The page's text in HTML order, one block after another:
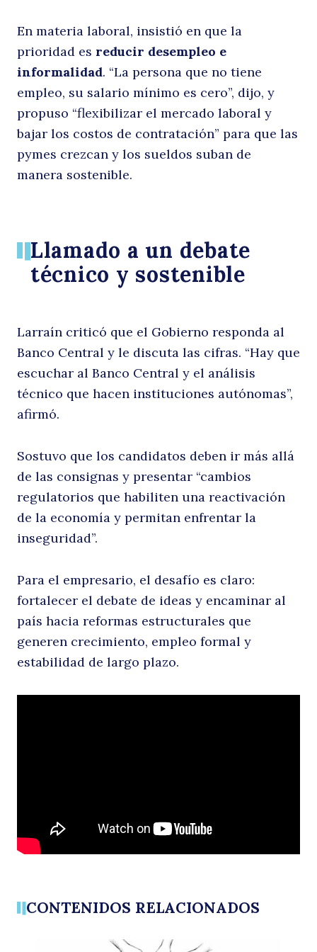
En materia laboral, insistió en que la
prioridad es reducir desempleo e
informalidad. “La persona que no tiene
empleo, su salario mínimo es cero”, dijo, y
propuso “flexibilizar el mercado laboral y
bajar los costos de contratación” para que las
pymes crezcan y los sueldos suban de
manera sostenible.
Llamado a un debate
técnico y sostenible
Larraín criticó que el Gobierno responda al
Banco Central y le discuta las cifras. “Hay que
escuchar al Banco Central y el análisis
técnico que hacen instituciones autónomas”,
afirmó.
Sostuvo que los candidatos deben ir más allá
de las consignas y presentar “cambios
regulatorios que habiliten una reactivación
de la economía y permitan enfrentar la
inseguridad”.
Para el empresario, el desafío es claro:
fortalecer el debate de ideas y encaminar al
país hacia reformas estructurales que
generen crecimiento, empleo formal y
estabilidad de largo plazo.
CONTENIDOS RELACIONADOS